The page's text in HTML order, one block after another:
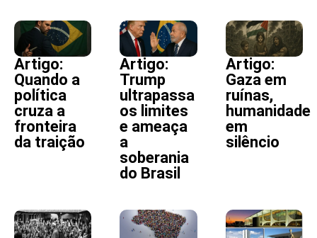
Artigo:
Quando a
política
cruza a
fronteira
da traição
Artigo:
Trump
ultrapassa
os limites
e ameaça
a
soberania
do Brasil
Artigo:
Gaza em
ruínas,
humanidade
em
silêncio